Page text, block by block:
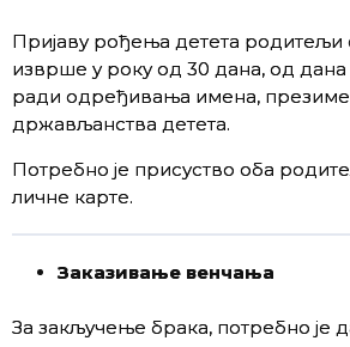
Пријаву рођења детета родитељи
изврше у року од 30 дана, од
ради одређивања имена,
држављанства детета.
Потребно је присуство оба
личне карте.
Заказивање венчања
За закључење брака, потребно је